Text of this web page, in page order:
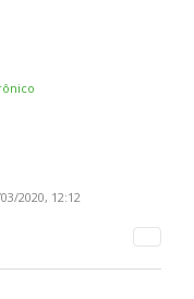
2020, 12:12